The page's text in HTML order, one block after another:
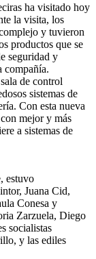
ha visitado hoy
la visita, los
y tuvieron
productos que se
seguridad y
compañía.
de control
sistemas de
Con esta nueva
con mejor y más
a sistemas de
estuvo
Juana Cid,
Conesa y
Zarzuela, Diego
socialistas
y las ediles